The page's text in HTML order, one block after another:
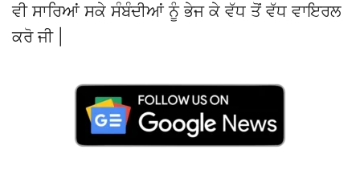
ਵੀ ਸਾਰਿਆਂ ਸਕੇ ਸੰਬੰਦੀਆਂ ਨੂੰ ਭੇਜ ਕੇ ਵੱਧ ਤੋਂ ਵੱਧ ਵਾਇਰਲ
ਕਰੋ ਜੀ |